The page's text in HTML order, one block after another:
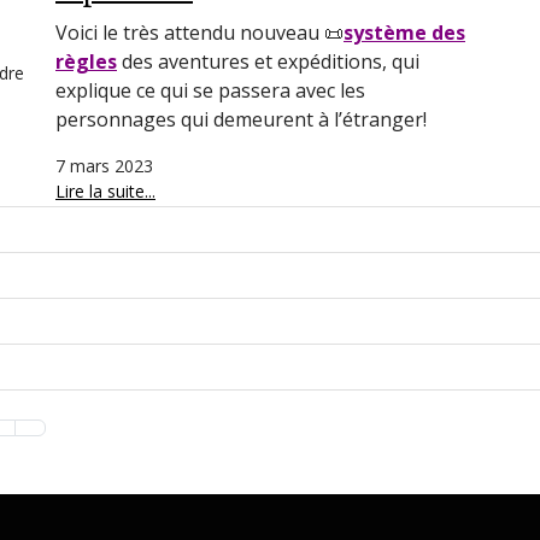
Voici le très attendu nouveau 📜système des
règlesdes aventures et expéditions, qui
explique ce qui se passera avec les
personnages qui demeurent à l’étranger!
7 mars 2023
Lire la suite...